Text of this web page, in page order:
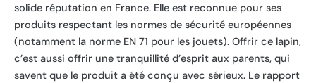
solide réputation en France. Elle est reconnue pour ses
produits respectant les normes de sécurité européennes
(notamment la norme EN 71 pour les jouets). Offrir ce lapin,
c’est aussi offrir une tranquillité d’esprit aux parents, qui
savent que le produit a été conçu avec sérieux. Le rapport